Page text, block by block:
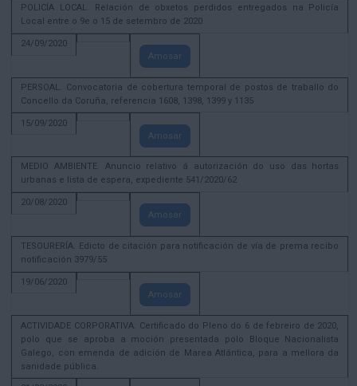
POLICÍA LOCAL. Relación de obxetos perdidos entregados na Policía
Local entre o 9e o 15 de setembro de 2020
24/09/2020
Amosar
PERSOAL. Convocatoria de cobertura temporal de postos de traballo do
Concello da Coruña, referencia 1608, 1398, 1399 y 1135
15/09/2020
Amosar
MEDIO AMBIENTE. Anuncio relativo á autorización do uso das hortas
urbanas e lista de espera, expediente 541/2020/62
20/08/2020
Amosar
TESOURERÍA. Edicto de citación para notificación de vía de prema recibo
notificación 3979/55
19/06/2020
Amosar
ACTIVIDADE CORPORATIVA. Certificado do Pleno do 6 de febreiro de 2020,
polo que se aproba a moción presentada polo Bloque Nacionalista
Galego, con emenda de adición de Marea Atlántica, para a mellora da
sanidade pública.